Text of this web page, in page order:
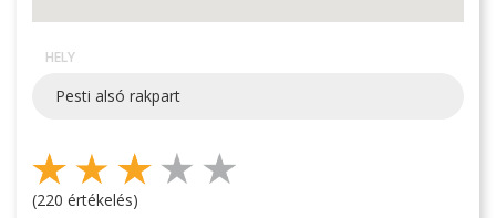
HELY
Pesti alsó rakpart
(220 értékelés)